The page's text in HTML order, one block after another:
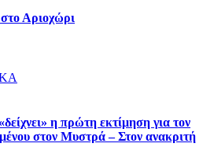
Αριοχώρι
η πρώτη εκτίμηση για τον
στον Μυστρά – Στον ανακριτή